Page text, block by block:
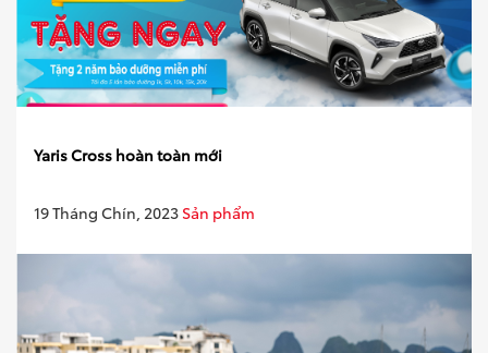
Yaris Cross hoàn toàn mới
19 Tháng Chín, 2023 Sản phẩm